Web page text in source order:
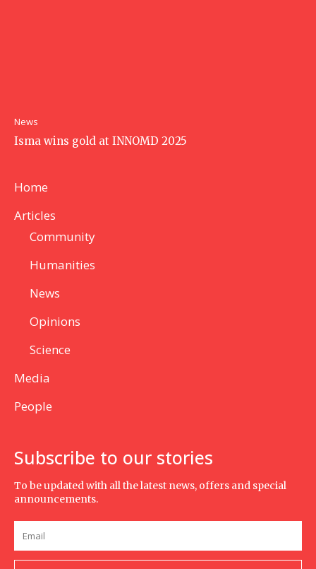
News
Isma wins gold at INNOMD 2025
Home
Articles
Community
Humanities
News
Opinions
Science
Media
People
Subscribe to our stories
To be updated with all the latest news, offers and special
announcements.